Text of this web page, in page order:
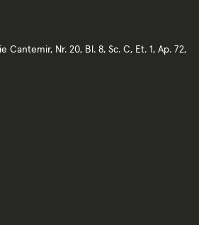
Cantemir, Nr. 20, Bl. 8, Sc. C, Et. 1, Ap. 72,